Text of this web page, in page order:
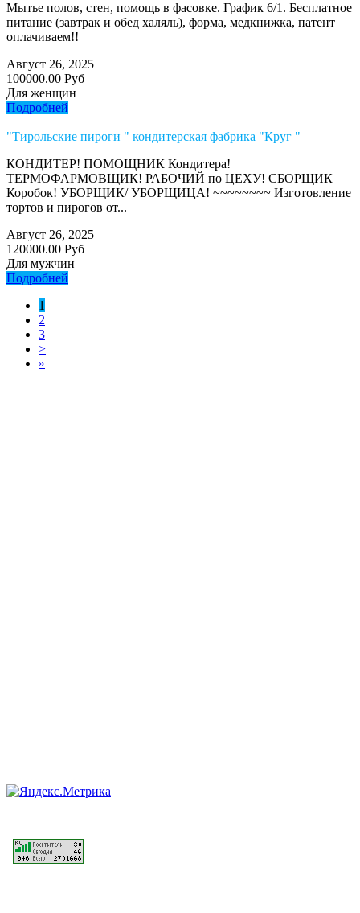
Мытье полов, стен, помощь в фасовке. График 6/1. Бесплатное
питание (завтрак и обед халяль), форма, медкнижка, патент
оплачиваем!!
Август 26, 2025
100000.00 Руб
Для женщин
Подробней
"Тирольские пироги " кондитерская фабрика "Круг "
КОНДИТЕР! ПОМОЩНИК Кондитера!
ТЕРМОФАРМОВЩИК! РАБОЧИЙ по ЦЕХУ! СБОРЩИК
Коробок! УБОРЩИК/ УБОРЩИЦА! ~~~~~~~~ Изготовление
тортов и пирогов от...
Август 26, 2025
120000.00 Руб
Для мужчин
Подробней
1
2
3
>
»